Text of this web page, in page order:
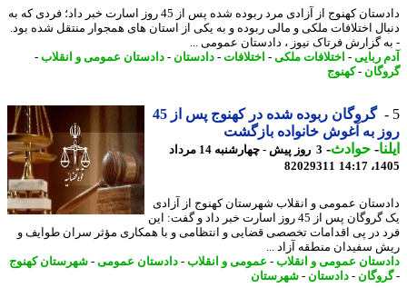
دادستان کهنوج از آزادی مرد ربوده شده پس از 45 روز اسارت خبر داد؛ فردی که به
اختلافات ملکی و مالی ربوده و به یکی از استان های همجوار منتقل شده بود.
گزارش فرتاک نیوز ، دادستان عمومی ...
ربایی -اختلافات ملکی-اختلافات-دادستان-دادستان عمومی و انقلاب-
-کهنوج
گروگان ربوده شده در کهنوج پس از 45
به آغوش خانواده بازگشت
-حوادث -
3 روز پیش - چهارشنبه 14 مرداد
82029311
عمومی و انقلاب شهرستان کهنوج از آزادی
یک گروگان پس از 45 روز اسارت خبر داد و گفت: این
در پی اقدامات تخصصی قضایی و انتظامی و با همکاری مؤثر سران طوایف و
سفیدان منطقه آزاد ...
عمومی و انقلاب-عمومی و انقلاب-دادستان عمومی-شهرستان کهنوج
-دادستان-شهرستان